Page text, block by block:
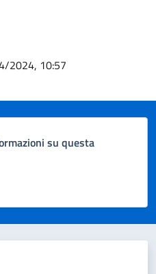
2024, 10:57
su questa
su 5
5